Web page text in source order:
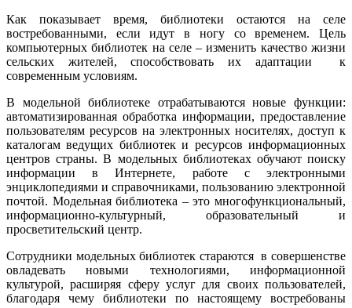
Как показывает время, библиотеки остаются на селе
востребованными, если идут в ногу со временем. Цель
компьютерных библиотек на селе – изменить качество жизни
сельских жителей, способствовать их адаптации к
современным условиям.
В модельной библиотеке отрабатываются новые функции:
автоматизированная обработка информации, предоставление
пользователям ресурсов на электронных носителях, доступ к
каталогам ведущих библиотек и ресурсов информационных
центров страны. В модельных библиотеках обучают поиску
информации в Интернете, работе с электронными
энциклопедиями и справочниками, пользованию электронной
почтой. Модельная библиотека – это многофункциональный,
информационно-культурный, образовательный и
просветительский центр.
Сотрудники модельных библиотек стараются в совершенстве
овладевать новыми технологиями, информационной
культурой, расширяя сферу услуг для своих пользователей,
благодаря чему библиотеки по настоящему востребованы